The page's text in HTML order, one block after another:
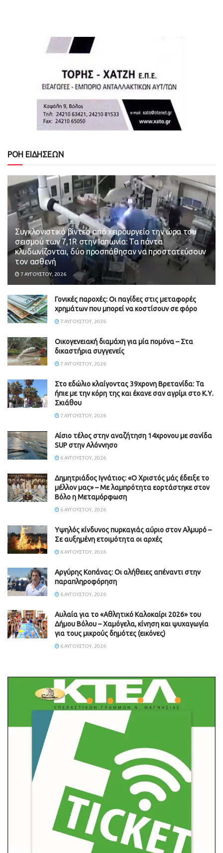
ΡΟΗ ΕΙΔΗΣΕΩΝ
Συγκλονιστικό βίντεο από χειρουργείο την ώρα του
σεισμού των 7,1R στην Ιαπωνία: Τα πάντα
κλυδωνίζονται, δύο προσπάθησαν να προστατεύσουν
τον ασθενή
7 ΑΥΓΟΎΣΤΟΥ, 2026
Γονικές παροχές: Οι παγίδες στις μεταφορές
χρημάτων που μπορεί να κοστίσουν σε φόρο
7 ΑΥΓΟΎΣΤΟΥ, 2026
Οικογενειακή διαμάχη για μία πομόνα – Στα
δικαστήρια συγγενείς
7 ΑΥΓΟΎΣΤΟΥ, 2026
Στο εδώλιο κλαίγοντας 39χρονη Βρετανίδα: Τα
ήπιε με την κόρη της και έκανε σαν αγρίμι στο Κ.Υ.
Σκιάθου
7 ΑΥΓΟΎΣΤΟΥ, 2026
Αίσιο τέλος στην αναζήτηση 14χρονου με σανίδα
SUP στην Αλόννησο
6 ΑΥΓΟΎΣΤΟΥ, 2026
Δημητριάδος Ιγνάτιος: «Ο Χριστός μάς έδειξε το
μέλλον μας» – Με λαμπρότητα εορτάστηκε στον
Βόλο η Μεταμόρφωση
6 ΑΥΓΟΎΣΤΟΥ, 2026
Υψηλός κίνδυνος πυρκαγιάς αύριο στον Αλμυρό –
Σε αυξημένη ετοιμότητα οι αρχές
6 ΑΥΓΟΎΣΤΟΥ, 2026
Aργύρης Κοπάνας: Οι αλήθειες απέναντι στην
παραπληροφόρηση
6 ΑΥΓΟΎΣΤΟΥ, 2026
Αυλαία για το «Αθλητικό Καλοκαίρι 2026» του
Δήμου Βόλου – Χαμόγελα, κίνηση και ψυχαγωγία
για τους μικρούς δημότες (εικόνες)
6 ΑΥΓΟΎΣΤΟΥ, 2026